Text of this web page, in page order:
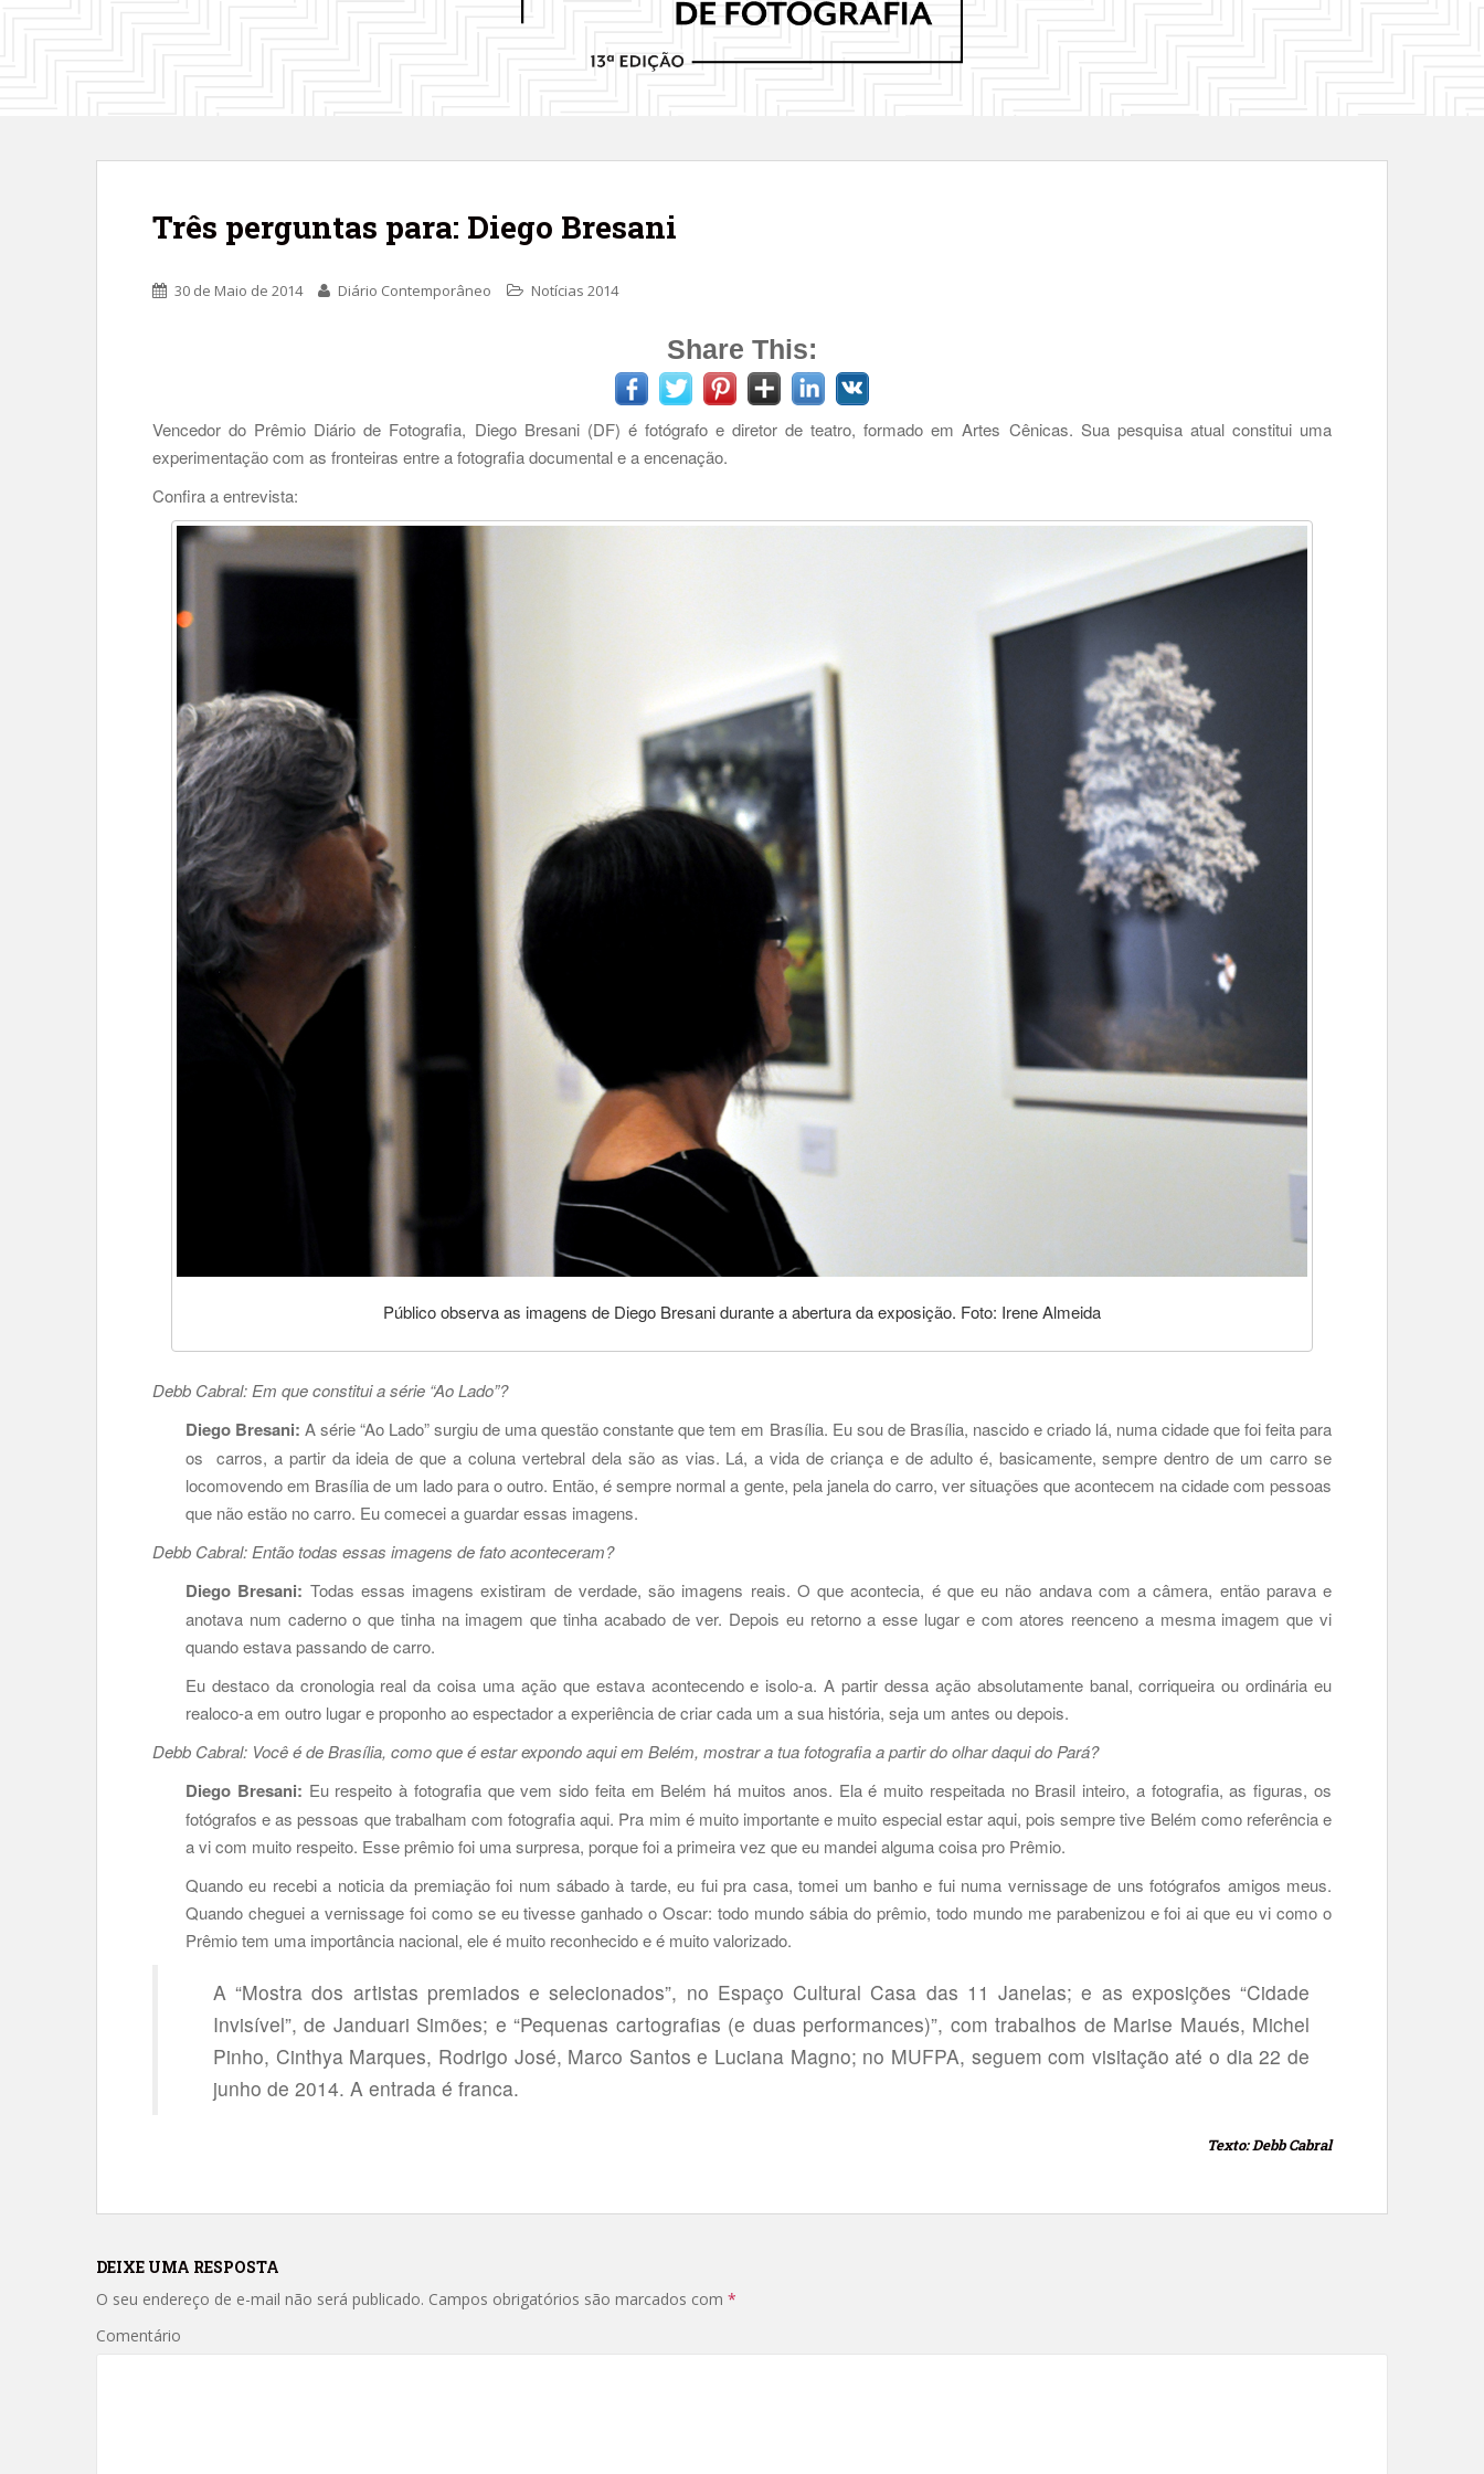
Três perguntas para: Diego Bresani
30 de Maio de 2014 Diário Contemporâneo Notícias 2014
Share This:
Vencedor do Prêmio Diário de Fotografia, Diego Bresani (DF) é fotógrafo e diretor de teatro, formado em Artes Cênicas. Sua pesquisa atual constitui uma
experimentação com as fronteiras entre a fotografia documental e a encenação.
Confira a entrevista:
Público observa as imagens de Diego Bresani durante a abertura da exposição. Foto: Irene Almeida
Debb Cabral: Em que constitui a série “Ao Lado”?
Diego Bresani: A série “Ao Lado” surgiu de uma questão constante que tem em Brasília. Eu sou de Brasília, nascido e criado lá, numa cidade que foi feita para
os carros, a partir da ideia de que a coluna vertebral dela são as vias. Lá, a vida de criança e de adulto é, basicamente, sempre dentro de um carro se
locomovendo em Brasília de um lado para o outro. Então, é sempre normal a gente, pela janela do carro, ver situações que acontecem na cidade com pessoas
que não estão no carro. Eu comecei a guardar essas imagens.
Debb Cabral: Então todas essas imagens de fato aconteceram?
Diego Bresani: Todas essas imagens existiram de verdade, são imagens reais. O que acontecia, é que eu não andava com a câmera, então parava e
anotava num caderno o que tinha na imagem que tinha acabado de ver. Depois eu retorno a esse lugar e com atores reenceno a mesma imagem que vi
quando estava passando de carro.
Eu destaco da cronologia real da coisa uma ação que estava acontecendo e isolo-a. A partir dessa ação absolutamente banal, corriqueira ou ordinária eu
realoco-a em outro lugar e proponho ao espectador a experiência de criar cada um a sua história, seja um antes ou depois.
Debb Cabral: Você é de Brasília, como que é estar expondo aqui em Belém, mostrar a tua fotografia a partir do olhar daqui do Pará?
Diego Bresani: Eu respeito à fotografia que vem sido feita em Belém há muitos anos. Ela é muito respeitada no Brasil inteiro, a fotografia, as figuras, os
fotógrafos e as pessoas que trabalham com fotografia aqui. Pra mim é muito importante e muito especial estar aqui, pois sempre tive Belém como referência e
a vi com muito respeito. Esse prêmio foi uma surpresa, porque foi a primeira vez que eu mandei alguma coisa pro Prêmio.
Quando eu recebi a noticia da premiação foi num sábado à tarde, eu fui pra casa, tomei um banho e fui numa vernissage de uns fotógrafos amigos meus.
Quando cheguei a vernissage foi como se eu tivesse ganhado o Oscar: todo mundo sábia do prêmio, todo mundo me parabenizou e foi ai que eu vi como o
Prêmio tem uma importância nacional, ele é muito reconhecido e é muito valorizado.
A “Mostra dos artistas premiados e selecionados”, no Espaço Cultural Casa das 11 Janelas; e as exposições “Cidade
Invisível”, de Janduari Simões; e “Pequenas cartografias (e duas performances)”, com trabalhos de Marise Maués, Michel
Pinho, Cinthya Marques, Rodrigo José, Marco Santos e Luciana Magno; no MUFPA, seguem com visitação até o dia 22 de
junho de 2014. A entrada é franca.
Texto: Debb Cabral
DEIXE UMA RESPOSTA
O seu endereço de e-mail não será publicado. Campos obrigatórios são marcados com *
Comentário